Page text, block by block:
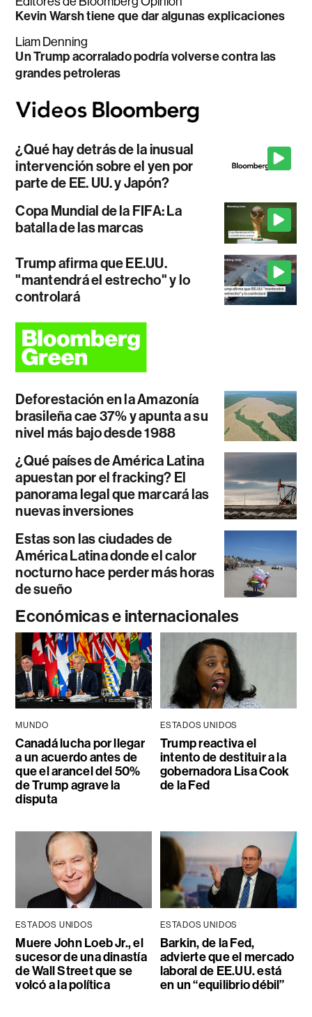
Kevin Warsh tiene que dar algunas explicaciones
Liam Denning
Un Trump acorralado podría volverse contra las
grandes petroleras
¿Qué hay detrás de la inusual
intervención sobre el yen por
parte de EE. UU. y Japón?
Copa Mundial de la FIFA: La
batalla de las marcas
Trump afirma que EE.UU.
"mantendrá el estrecho" y lo
controlará
Deforestación en la Amazonía
brasileña cae 37% y apunta a su
nivel más bajo desde 1988
¿Qué países de América Latina
apuestan por el fracking? El
panorama legal que marcará las
nuevas inversiones
Estas son las ciudades de
América Latina donde el calor
nocturno hace perder más horas
de sueño
Económicas e internacionales
MUNDO
Canadá lucha por llegar
a un acuerdo antes de
que el arancel del 50%
de Trump agrave la
disputa
ESTADOS UNIDOS
Trump reactiva el
intento de destituir a la
gobernadora Lisa Cook
de la Fed
ESTADOS UNIDOS
Muere John Loeb Jr., el
sucesor de una dinastía
de Wall Street que se
volcó a la política
ESTADOS UNIDOS
Barkin, de la Fed,
advierte que el mercado
laboral de EE.UU. está
en un “equilibrio débil”